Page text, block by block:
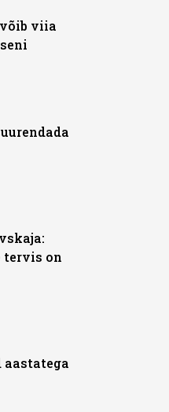
viia
tervis on